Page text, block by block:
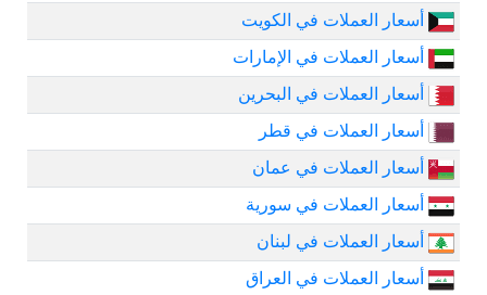
أسعار العملات في الكويت
أسعار العملات في الإمارات
أسعار العملات في البحرين
أسعار العملات في قطر
أسعار العملات في عمان
أسعار العملات في سورية
أسعار العملات في لبنان
أسعار العملات في العراق